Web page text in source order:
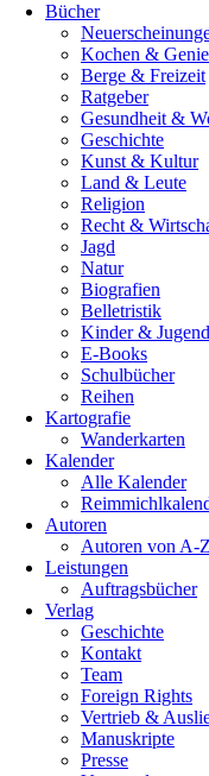
Bücher
Kochen &
Berge & Freizeit
Ratgeber
Gesundheit &
Geschichte
Kunst & Kultur
Land & Leute
Religion
Recht &
Jagd
Natur
Biografien
Belletristik
Kinder & Jugend
E-Books
Schulbücher
Reihen
Kartografie
Wanderkarten
Kalender
Alle Kalender
Autoren
Autoren von A-Z
Leistungen
Auftragsbücher
Verlag
Geschichte
Kontakt
Team
Foreign Rights
Vertrieb &
Manuskripte
Presse